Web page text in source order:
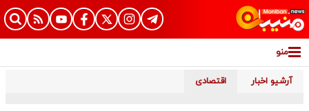
منو
آرشیو اخبار اقتصادی